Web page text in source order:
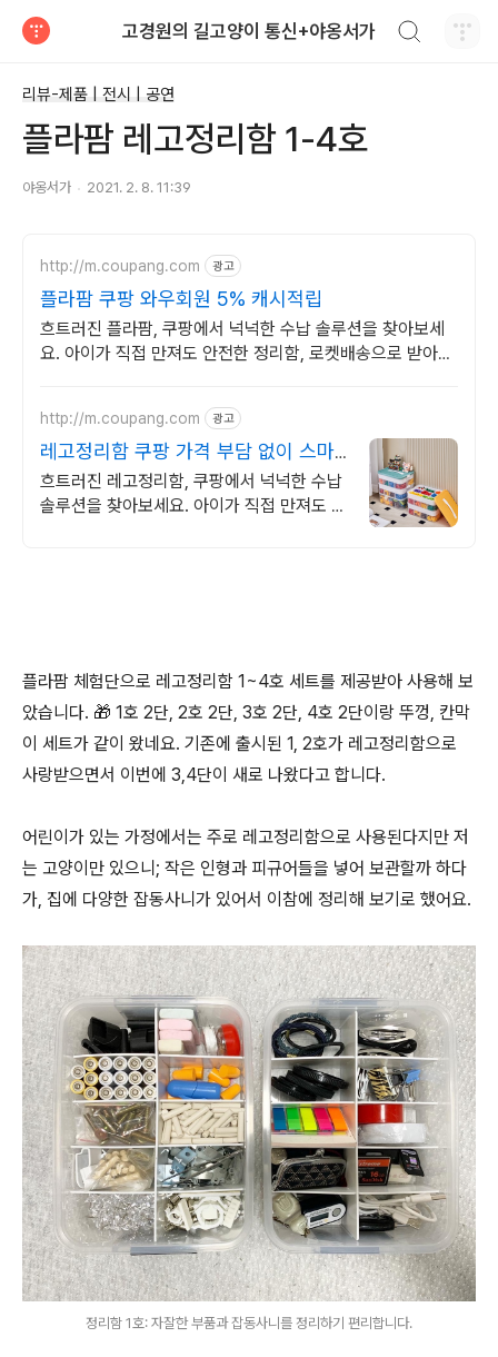
고경원의 길고양이 통신+야옹서가
리뷰-제품 | 전시 | 공연
플라팜 레고정리함 1-4호
야옹서가 2021. 2. 8. 11:39
http://m.coupang.com 광고
플라팜 쿠팡 와우회원 5% 캐시적립
흐트러진 플라팜, 쿠팡에서 넉넉한 수납 솔루션을 찾아보세
요. 아이가 직접 만져도 안전한 정리함, 로켓배송으로 받아보
http://m.coupang.com 광고
레고정리함 쿠팡 가격 부담 없이 스마
트 선택
흐트러진 레고정리함, 쿠팡에서 넉넉한 수납
솔루션을 찾아보세요. 아이가 직접 만져도 안
플라팜 체험단으로 레고정리함 1~4호 세트를 제공받아 사용해 보
았습니다. 🎁 1호 2단, 2호 2단, 3호 2단, 4호 2단이랑 뚜껑, 칸막
이 세트가 같이 왔네요. 기존에 출시된 1, 2호가 레고정리함으로
사랑받으면서 이번에 3,4단이 새로 나왔다고 합니다.
어린이가 있는 가정에서는 주로 레고정리함으로 사용된다지만 저
는 고양이만 있으니; 작은 인형과 피규어들을 넣어 보관할까 하다
가, 집에 다양한 잡동사니가 있어서 이참에 정리해 보기로 했어요.
정리함 1호: 자잘한 부품과 잡동사니를 정리하기 편리합니다.